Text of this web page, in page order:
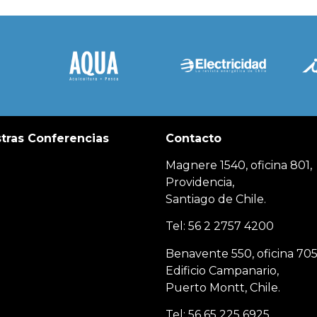
Conferencias Contacto
Magnere 1540, oficina 801,
Providencia,
Santiago de Chile.
Tel: 56 2 2757 4200
Benavente 550, oficina
Edificio Campanario,
Puerto Montt, Chile.